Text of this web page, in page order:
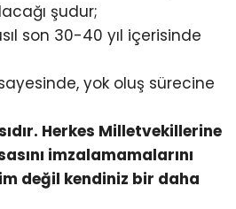
şudur;
son 30-40 yıl içerisinde
yok oluş sürecine
Herkes Milletvekillerine
imzalamamalarını
değil kendiniz bir daha